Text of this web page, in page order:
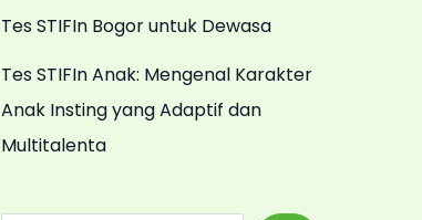
Tes STIFIn Bogor untuk Dewasa
Tes STIFIn Anak: Mengenal Karakter
Anak Insting yang Adaptif dan
Multitalenta